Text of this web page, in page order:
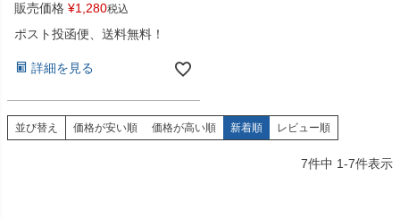
販売価格 ¥1,280税込
ポスト投函便、送料無料！
詳細を見る
並び替え 価格が安い順 価格が高い順 新着順 レビュー順
7件中 1-7件表示